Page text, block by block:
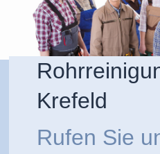
Krefeld
Rufen Sie